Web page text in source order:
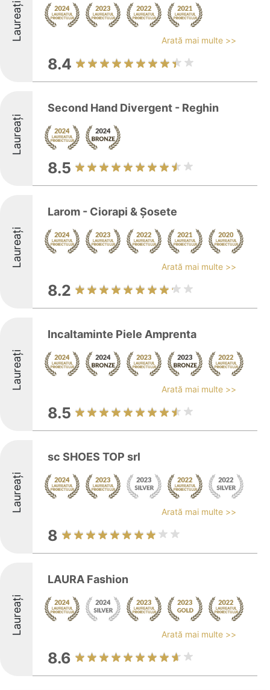
Laureați Arată mai multe >>
8.4
Laureați
Second Hand Divergent - Reghin
8.5
Laureați
Larom - Ciorapi & Șosete
Arată mai multe >>
8.2
Laureați
Incaltaminte Piele Amprenta
Arată mai multe >>
8.5
Laureați
sc SHOES TOP srl
Arată mai multe >>
8
Laureați
LAURA Fashion
Arată mai multe >>
8.6